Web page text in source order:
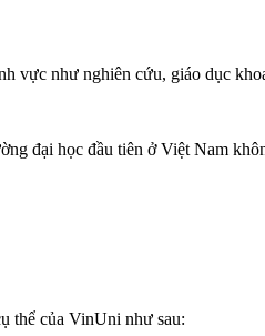
vực như nghiên cứu, giáo dục
đại học đầu tiên ở Việt Nam
thể của VinUni như sau: